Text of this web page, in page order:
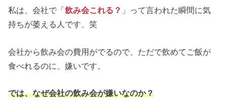
私は、会社で「飲み会これる？ 」って言われた瞬間に気
持ちが萎える人です、笑
会社から飲み会の費用がでるので、ただで飲めてご飯が
食べれるのに、嫌いです。
では、なぜ会社の飲み会が嫌いなのか？